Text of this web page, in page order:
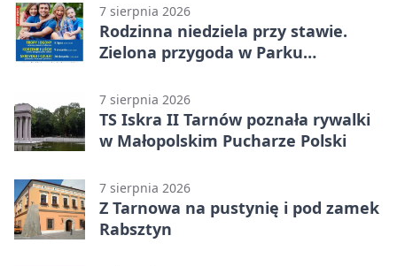
7 sierpnia 2026
Rodzinna niedziela przy stawie.
Zielona przygoda w Parku
7 sierpnia 2026
TS Iskra II Tarnów poznała rywalki
w Małopolskim Pucharze Polski
7 sierpnia 2026
Z Tarnowa na pustynię i pod zamek
Rabsztyn